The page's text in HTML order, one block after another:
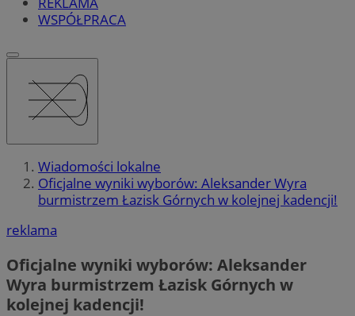
WSPÓŁPRACA
Wiadomości lokalne
Oficjalne wyniki wyborów: Aleksander Wyra
burmistrzem Łazisk Górnych w kolejnej kadencji!
reklama
Oficjalne wyniki wyborów: Aleksander
Wyra burmistrzem Łazisk Górnych w
kolejnej kadencji!